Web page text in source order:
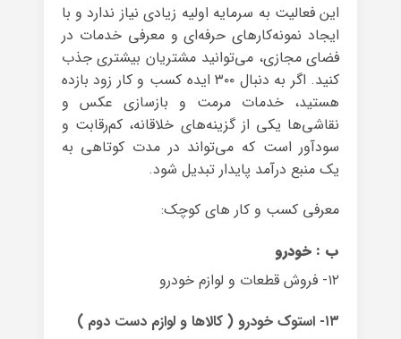
این فعالیت به سرمایه اولیه زیادی نیاز ندارد و با
ایجاد نمونه‌کارهای حرفه‌ای و معرفی خدمات در
فضای مجازی، می‌توانید مشتریان بیشتری جذب
کنید. اگر به دنبال ۳۰۰ ایده کسب و کار زود بازده
هستید، خدمات مرمت و بازسازی عکس و
نقاشی‌ها یکی از گزینه‌های خلاقانه، کم‌رقابت و
سودآور است که می‌تواند در مدت کوتاهی به
یک منبع درآمد پایدار تبدیل شود.
معرفی کسب و کار های کوچک:
ب : خودرو
۱۲- فروش قطعات و لوازم خودرو
۱۳- استوک خودرو ( کالاها و لوازم دست دوم )